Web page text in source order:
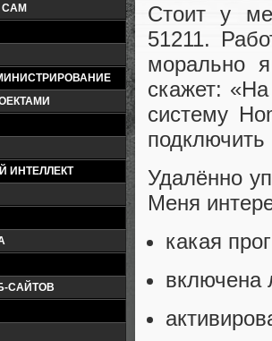
САМ
ИНТЕЛЛЕКТ
САЙТОВ
Стоит у
51211.
морально
скажет:
систему
подключить
Удалённо
Меня
какая
включена